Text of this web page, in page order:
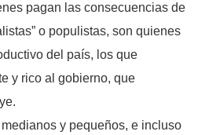
pagan las consecuencias de
o populistas, son quienes
del país, los que
y rico al gobierno, que
y pequeños, e incluso